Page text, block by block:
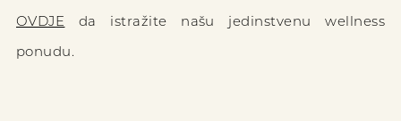
OVDJE da istražite našu jedinstvenu wellness
ponudu.